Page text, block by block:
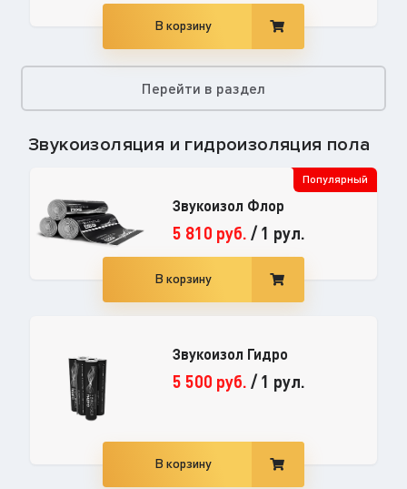
В корзину
Перейти в раздел
Звукоизоляция и гидроизоляция пола
Популярный
Звукоизол Флор
5 810 руб. /1 рул.
В корзину
Звукоизол Гидро
5 500 руб. /1 рул.
В корзину